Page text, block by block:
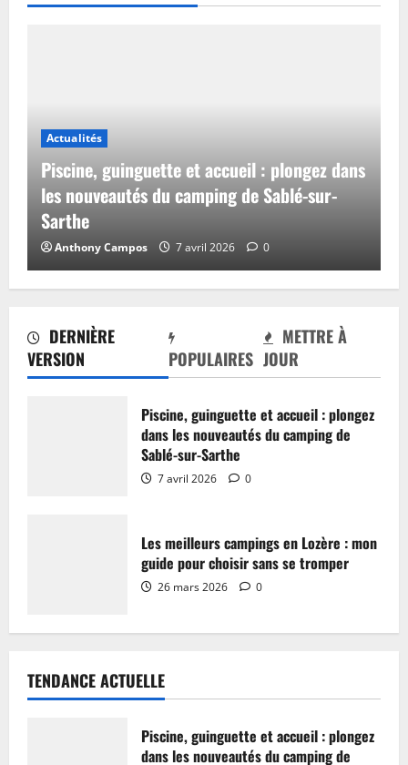
DERNIÈRE
VERSION
POPULAIRES
METTRE À
JOUR
Piscine, guinguette et accueil : plongez
dans les nouveautés du camping de
Sablé-sur-Sarthe
7 avril 2026 0
Les meilleurs campings en Lozère : mon
guide pour choisir sans se tromper
26 mars 2026 0
Actualités
Piscine, guinguette et accueil : plongez dans
les nouveautés du camping de Sablé-sur-
Sarthe
Anthony Campos 7 avril 2026 0
TENDANCE ACTUELLE
Piscine, guinguette et accueil : plongez
dans les nouveautés du camping de